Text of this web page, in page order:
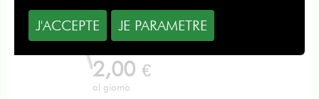
2,00 €
al giorno
J'ACCEPTE JE PARAMETRE